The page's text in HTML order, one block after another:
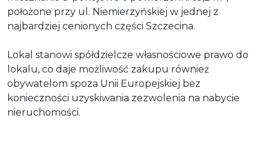
położone przy ul. Niemierzyńskiej w jednej z
najbardziej cenionych części Szczecina.
Lokal stanowi spółdzielcze własnościowe prawo do
lokalu, co daje możliwość zakupu również
obywatelom spoza Unii Europejskiej bez
konieczności uzyskiwania zezwolenia na nabycie
nieruchomości.